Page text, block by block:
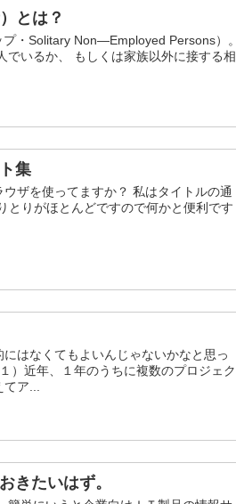
とは？
・Solitary Non―Employed Persons）。
でいるか、 もしくは家族以外に接する相
集
ザを使ってますか？ 私はタイトルの通
とりがほとんどですので何かと便利です
はなくてもよいんじゃないかなと思っ
）近年、１年のうちに複数のプロジェク
ア...
きたいはず。